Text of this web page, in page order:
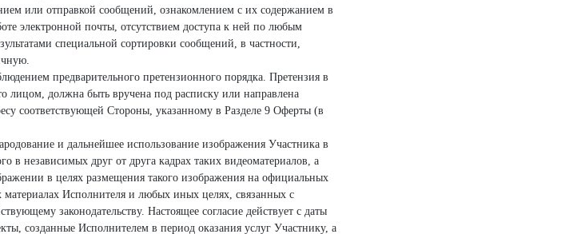
или отправкой сообщений, ознакомлением с их содержанием в
электронной почты, отсутствием доступа к ней по любым
специальной сортировки сообщений, в частности,
предварительного претензионного порядка. Претензия в
должна быть вручена под расписку или направлена
соответствующей Стороны, указанному в Разделе 9 Оферты (в
и дальнейшее использование изображения Участника в
в независимых друг от друга кадрах таких видеоматериалов, а
в целях размещения такого изображения на официальных
Исполнителя и любых иных целях, связанных с
законодательству. Настоящее согласие действует с даты
созданные Исполнителем в период оказания услуг Участнику, а